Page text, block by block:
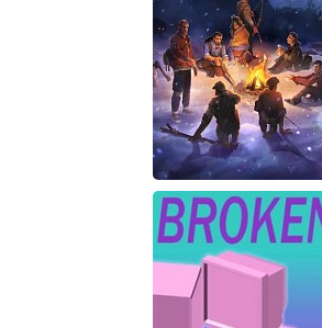
Disney's Bolt